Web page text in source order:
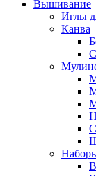
Вышивание
Иглы
Канва